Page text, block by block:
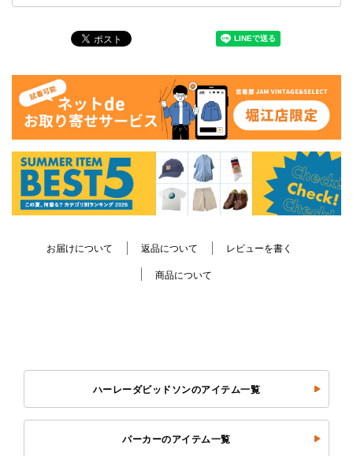
お届けについて 返品について レビューを書く
商品について
ハーレーダビッドソンのアイテム一覧
パーカーのアイテム一覧